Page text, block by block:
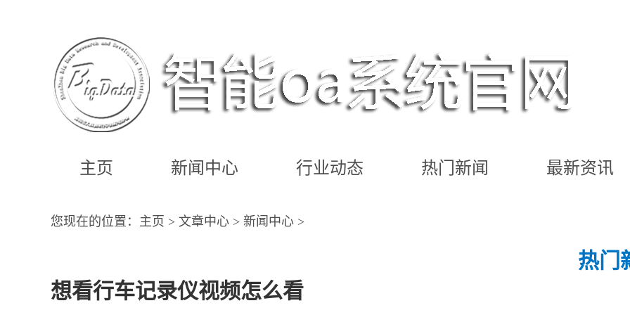
主页 新闻中心 行业动态 热门新闻 最新资讯
您现在的位置： 主页 > 文章中心 > 新闻中心 >
想看行车记录仪视频怎么看
热门